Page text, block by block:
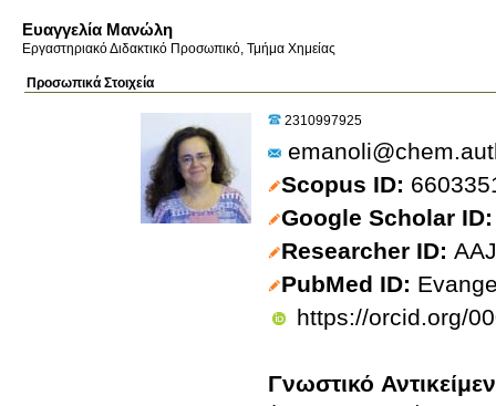
Ευαγγελία Μανώλη
Εργαστηριακό Διδακτικό Προσωπικό, Τμήμα Χημείας
Προσωπικά Στοιχεία
2310997925
Scopus ID
Google Scholar ID
Researcher ID
PubMed ID
https://orcid.org/
Γνωστικό